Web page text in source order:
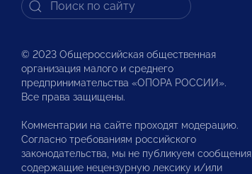
© 2023 Общероссийская общественная
организация малого и среднего
предпринимательства «ОПОРА РОССИИ».
Все права защищены.
Комментарии на сайте проходят модерацию.
Согласно требованиям российского
законодательства, мы не публикуем сообщения,
содержащие нецензурную лексику и/или